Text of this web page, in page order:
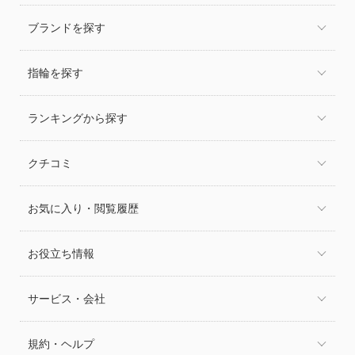
ブランドを探す
指輪を探す
ランキングから探す
クチコミ
お気に入り・閲覧履歴
お役立ち情報
サービス・会社
規約・ヘルプ